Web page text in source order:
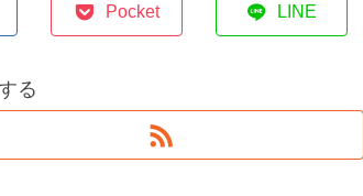
Pocket LINE
る